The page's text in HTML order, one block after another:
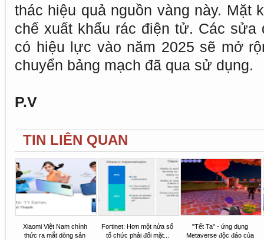
thác hiệu quả nguồn vàng này. Mặt
chế xuất khẩu rác điện tử. Các
có hiệu lực vào năm 2025 sẽ mở
chuyển bảng mạch đã qua sử dụng.
P.V
TIN LIÊN QUAN
Xiaomi Việt Nam chính
thức ra mắt dòng sản
Fortinet: Hơn một nửa số
tổ chức phải đối mặt...
"Tết Ta" - ứng dụng
Metaverse độc đáo của